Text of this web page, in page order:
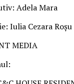
Adela Mara
Iulia Cezara Roșu
MEDIA